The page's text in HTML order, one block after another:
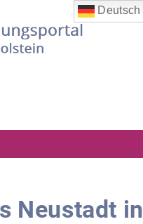
Neustadt in
Deutsch